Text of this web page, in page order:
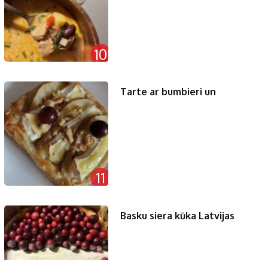
10
11
Tarte ar bumbieri un
Basku siera kūka Latvijas